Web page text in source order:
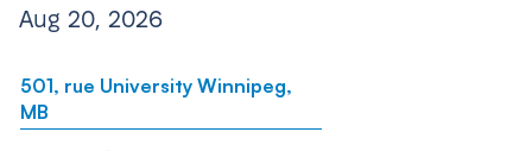
Aug 20, 2026
501, rue University Winnipeg,
MB